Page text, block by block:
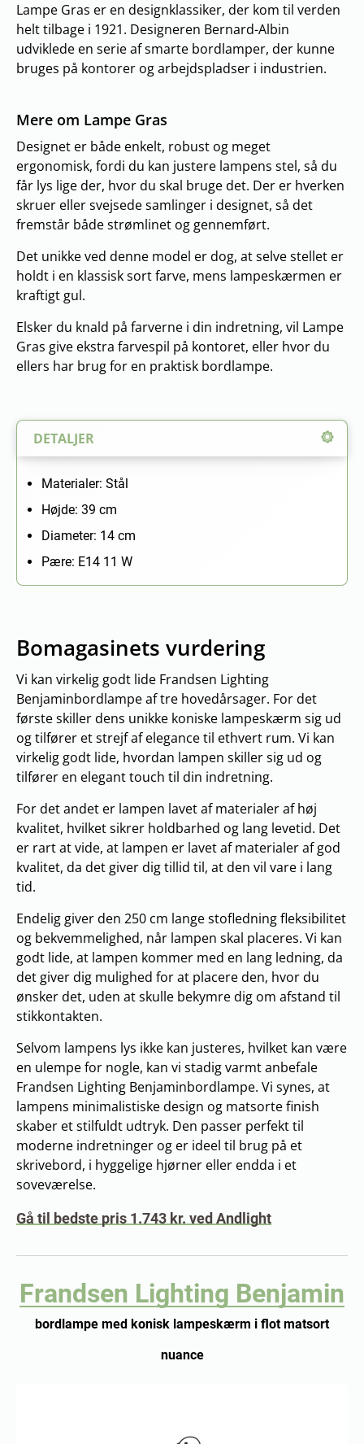
Lampe Gras er en designklassiker, der kom til verden
helt tilbage i 1921. Designeren Bernard-Albin
udviklede en serie af smarte bordlamper, der kunne
bruges på kontorer og arbejdspladser i industrien.
Mere om Lampe Gras
DETALJER
Materialer: Stål
Højde: 39 cm
Diameter: 14 cm
Pære: E14 11 W
Designet er både enkelt, robust og meget
ergonomisk, fordi du kan justere lampens stel, så du
får lys lige der, hvor du skal bruge det. Der er hverken
skruer eller svejsede samlinger i designet, så det
fremstår både strømlinet og gennemført.
Det unikke ved denne model er dog, at selve stellet er
holdt i en klassisk sort farve, mens lampeskærmen er
kraftigt gul.
Elsker du knald på farverne i din indretning, vil Lampe
Gras give ekstra farvespil på kontoret, eller hvor du
ellers har brug for en praktisk bordlampe.
Bomagasinets vurdering
Vi kan virkelig godt lide Frandsen Lighting
Benjaminbordlampe af tre hovedårsager. For det
første skiller dens unikke koniske lampeskærm sig ud
og tilfører et strejf af elegance til ethvert rum. Vi kan
virkelig godt lide, hvordan lampen skiller sig ud og
tilfører en elegant touch til din indretning.
For det andet er lampen lavet af materialer af høj
kvalitet, hvilket sikrer holdbarhed og lang levetid. Det
er rart at vide, at lampen er lavet af materialer af god
kvalitet, da det giver dig tillid til, at den vil vare i lang
tid.
Endelig giver den 250 cm lange stofledning fleksibilitet
og bekvemmelighed, når lampen skal placeres. Vi kan
godt lide, at lampen kommer med en lang ledning, da
det giver dig mulighed for at placere den, hvor du
ønsker det, uden at skulle bekymre dig om afstand til
stikkontakten.
Selvom lampens lys ikke kan justeres, hvilket kan være
en ulempe for nogle, kan vi stadig varmt anbefale
Frandsen Lighting Benjaminbordlampe. Vi synes, at
lampens minimalistiske design og matsorte finish
skaber et stilfuldt udtryk. Den passer perfekt til
moderne indretninger og er ideel til brug på et
skrivebord, i hyggelige hjørner eller endda i et
soveværelse.
Gå til bedste pris 1.743 kr. ved Andlight
Frandsen Lighting Benjamin
bordlampe med konisk lampeskærm i flot matsort
nuance